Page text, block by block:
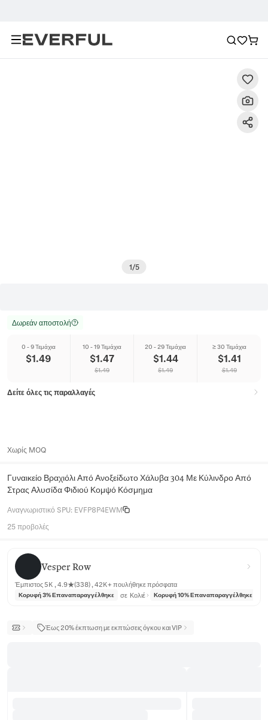
1/5
Δωρεάν αποστολή
0 - 9 Τεμάχια
$1.49
10 - 19 Τεμάχια
$1.47
$1.49
20 - 29 Τεμάχια
$1.44
$1.49
≥ 30 Τεμάχια
$1.41
$1.49
Δείτε όλες τις παραλλαγές
Χωρίς MOQ
Γυναικείο Βραχιόλι Από Ανοξείδωτο Χάλυβα 304 Με Κύλινδρο Από
Στρας Αλυσίδα Φιδιού Κομψό Κόσμημα
Αναγνωριστικό SPU: EVFP8P4EWM
25 προβολές
Vesper Row
Vesper Row
Έμπιστος 5K , 4.9★(338) , 42K+ πουλήθηκε πρόσφατα
Κορυφή 3% Επαναπαραγγέλθηκε σε Κολιέ Κορυφή 10% Επαναπαραγγέλθηκε
Έως 20% έκπτωση με εκπτώσεις όγκου και VIP